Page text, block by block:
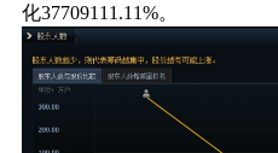
化37709111.11%。